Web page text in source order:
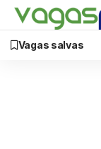
Vagas salvas